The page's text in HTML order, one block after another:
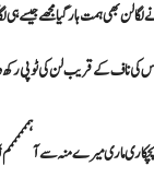
لگا لن بھی ہمت ہار گیا مجھے جیسے
اس کی ناف کے قریب لن کی
ماری میرے منہ سے آہممممممم